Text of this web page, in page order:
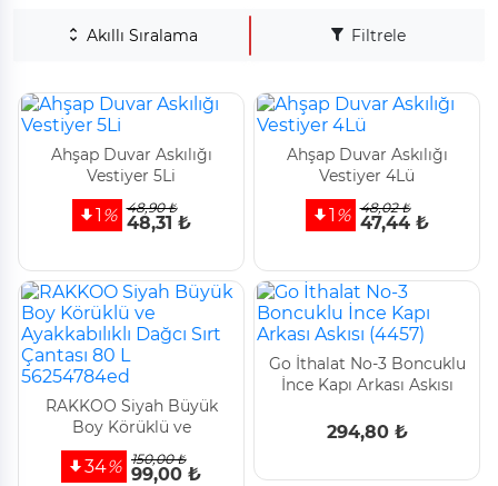
Akıllı Sıralama Filtrele
Ahşap Duvar Askılığı
Vestiyer 5Li
1 % 48,90 ₺
48,31 ₺
Ahşap Duvar Askılığı
Vestiyer 4Lü
1 % 48,02 ₺
47,44 ₺
RAKKOO Siyah Büyük
Boy Körüklü ve
Ayakkabılıklı Dağcı Sırt
Çantası 80 L 56254784ed
34% 150,00 ₺
99,00 ₺
Go İthalat No-3 Boncuklu
İnce Kapı Arkası Askısı
294,80 ₺